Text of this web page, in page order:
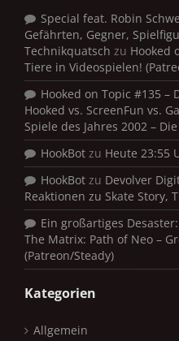
Special feat. Robin
Gefährten, Gegner,
Technikquatsch zu Hooked
Tiere in Videospielen!
Hooked on Topic #135 –
Hooked vs. ScreenFun vs.
Spiele des Jahres 2002 –
HookBot zu Heute 23:55
HookBot zu Devolver
Reaktionen zu Skate Story,
Ein großartiges
The Matrix: Path of Neo –
(Patreon/Steady)
Kategorien
Allgemein